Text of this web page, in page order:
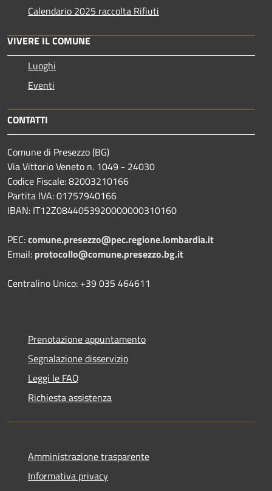
Calendario 2025 raccolta Rifiuti
VIVERE IL COMUNE
Luoghi
Eventi
CONTATTI
Comune di Presezzo (BG)
Via Vittorio Veneto n. 1049 - 24030
Codice Fiscale: 82003210166
Partita IVA: 01757940166
IBAN: IT12Z0844053920000000310160
PEC:comune.presezzo@pec.regione.lombardia.it
Email: protocollo@comune.presezzo.bg.it
Centralino Unico: +39 035 464611
Prenotazione appuntamento
Segnalazione disservizio
Leggi le FAQ
Richiesta assistenza
Amministrazione trasparente
Informativa privacy